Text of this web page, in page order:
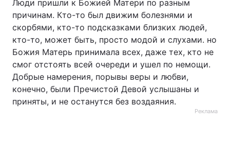
Люди пришли к Божией Матери по разным
причинам. Кто-то был движим болезнями и
скорбями, кто-то подсказками близких людей,
кто-то, может быть, просто модой и слухами. но
Божия Матерь принимала всех, даже тех, кто не
смог отстоять всей очереди и ушел по немощи.
Добрые намерения, порывы веры и любви,
конечно, были Пречистой Девой услышаны и
приняты, и не останутся без воздаяния.
Реклама